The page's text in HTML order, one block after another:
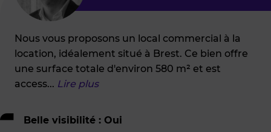
Nous vous proposons un local commercial à la
location, idéalement situé à Brest. Ce bien offre
une surface totale d'environ 580 m² et est
access... Lire plus
Belle visibilité : Oui